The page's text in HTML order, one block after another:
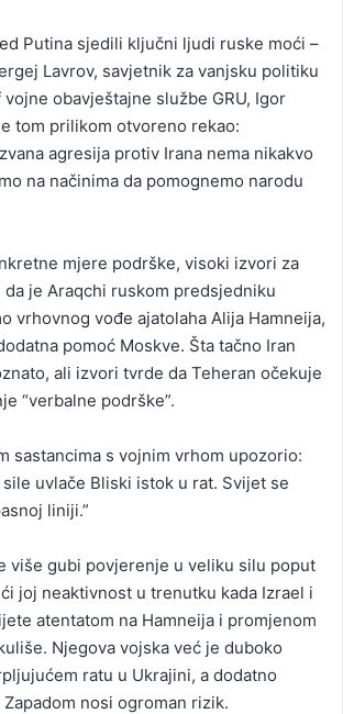
Putina sjedili ključni ljudi ruske moći –
Lavrov, savjetnik za vanjsku politiku
obavještajne službe GRU, Igor
tom prilikom otvoreno rekao:
agresija protiv Irana nema nikakvo
na načinima da pomognemo narodu
mjere podrške, visoki izvori za
je Araqchi ruskom predsjedniku
vrhovnog vođe ajatolaha Alija Hamneija,
pomoć Moskve. Šta tačno Iran
ali izvori tvrde da Teheran očekuje
“verbalne podrške”.
sastancima s vojnim vrhom upozorio:
uvlače Bliski istok u rat. Svijet se
liniji.”
više gubi povjerenje u veliku silu poput
joj neaktivnost u trenutku kada Izrael i
atentatom na Hamneija i promjenom
Njegova vojska već je duboko
ratu u Ukrajini, a dodatno
nosi ogroman rizik.